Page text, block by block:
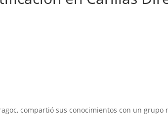
compartió sus conocimientos con un